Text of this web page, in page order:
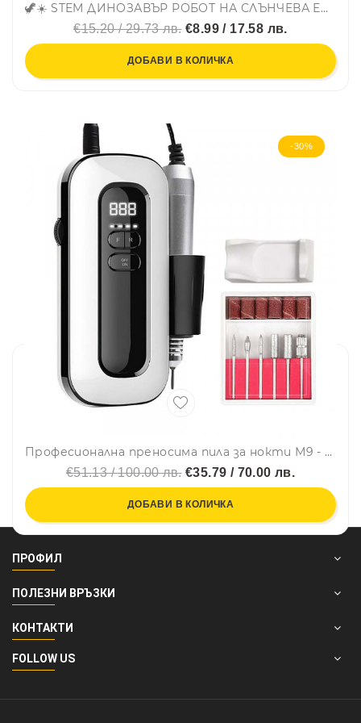
🦖☀️ STEM ДИНОЗАВЪР РОБОТ НА СЛЪНЧЕВА ЕНЕРГИЯ 3 В 1 ☀️🦖
€15.20 / 29.73 лв.€8.99 / 17.58 лв.
ДОБАВИ В КОЛИЧКА
-30%
Професионална преносима пила за нокти М9 - Маникюр, Педикюр, 35000 оборота в минута
€51.13 / 100.00 лв.€35.79 / 70.00 лв.
ДОБАВИ В КОЛИЧКА
ПРОФИЛ
ПОЛЕЗНИ ВРЪЗКИ
КОНТАКТИ
FOLLOW US